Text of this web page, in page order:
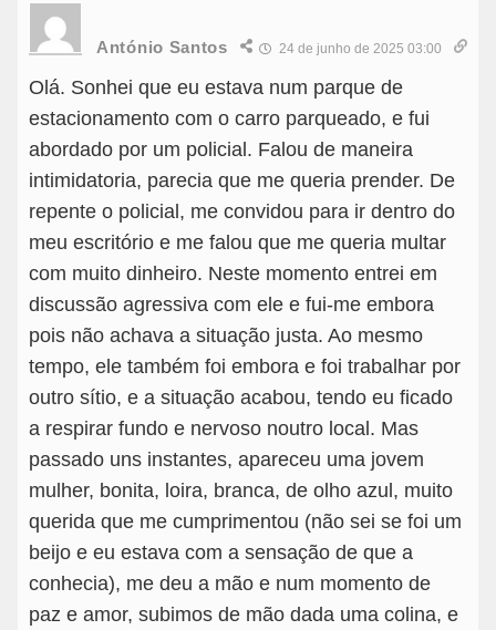
António Santos 24 de junho de 2025 03:00
Olá. Sonhei que eu estava num parque de
estacionamento com o carro parqueado, e fui
abordado por um policial. Falou de maneira
intimidatoria, parecia que me queria prender. De
repente o policial, me convidou para ir dentro do
meu escritório e me falou que me queria multar
com muito dinheiro. Neste momento entrei em
discussão agressiva com ele e fui-me embora
pois não achava a situação justa. Ao mesmo
tempo, ele também foi embora e foi trabalhar por
outro sítio, e a situação acabou, tendo eu ficado
a respirar fundo e nervoso noutro local. Mas
passado uns instantes, apareceu uma jovem
mulher, bonita, loira, branca, de olho azul, muito
querida que me cumprimentou (não sei se foi um
beijo e eu estava com a sensação de que a
conhecia), me deu a mão e num momento de
paz e amor, subimos de mão dada uma colina, e